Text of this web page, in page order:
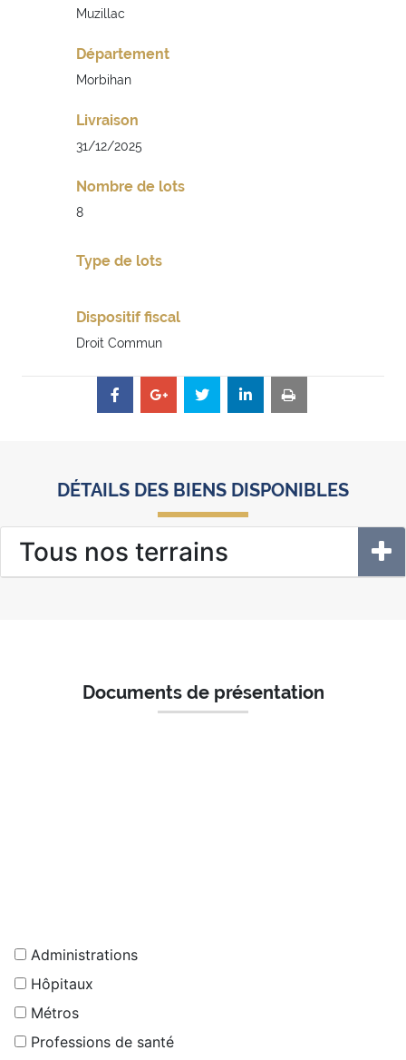
Muzillac
Département
Morbihan
Livraison
31/12/2025
Nombre de lots
8
Type de lots
Dispositif fiscal
Droit Commun
DÉTAILS DES BIENS DISPONIBLES
Tous nos terrains
Documents de présentation
Administrations
Hôpitaux
Métros
Professions de santé